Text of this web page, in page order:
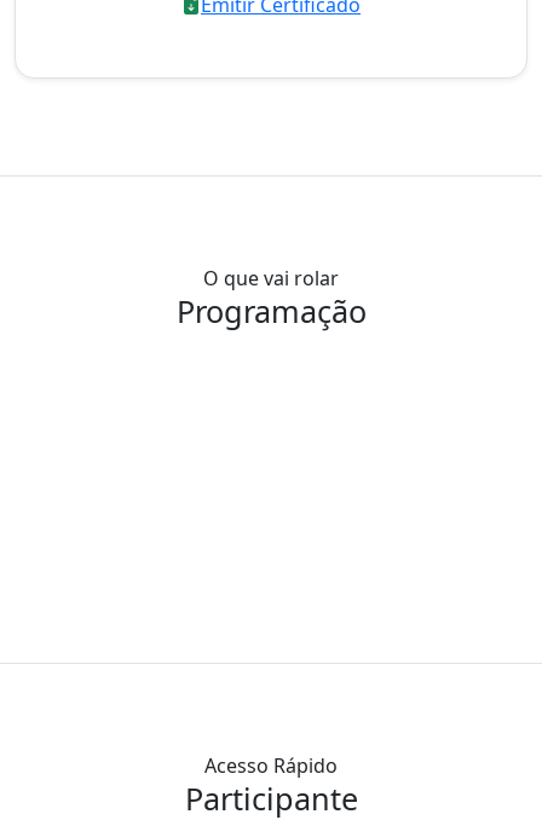
O que vai rolar
Programação
Acesso Rápido
Participante